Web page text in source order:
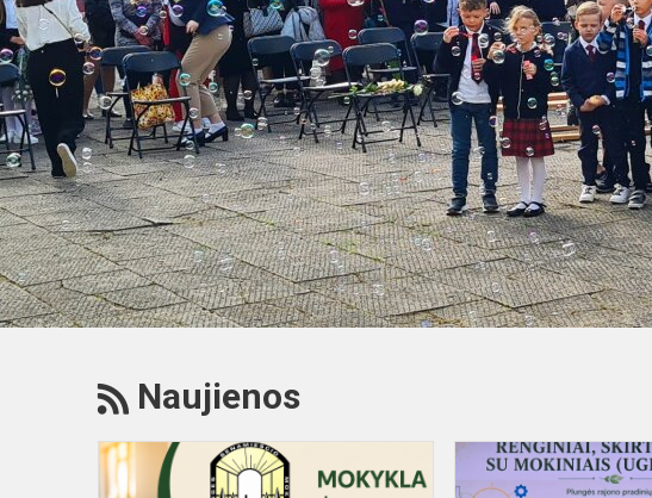
RSS
Naujienos
MOKYKLA
IEŠKO DARBUOTOJOS